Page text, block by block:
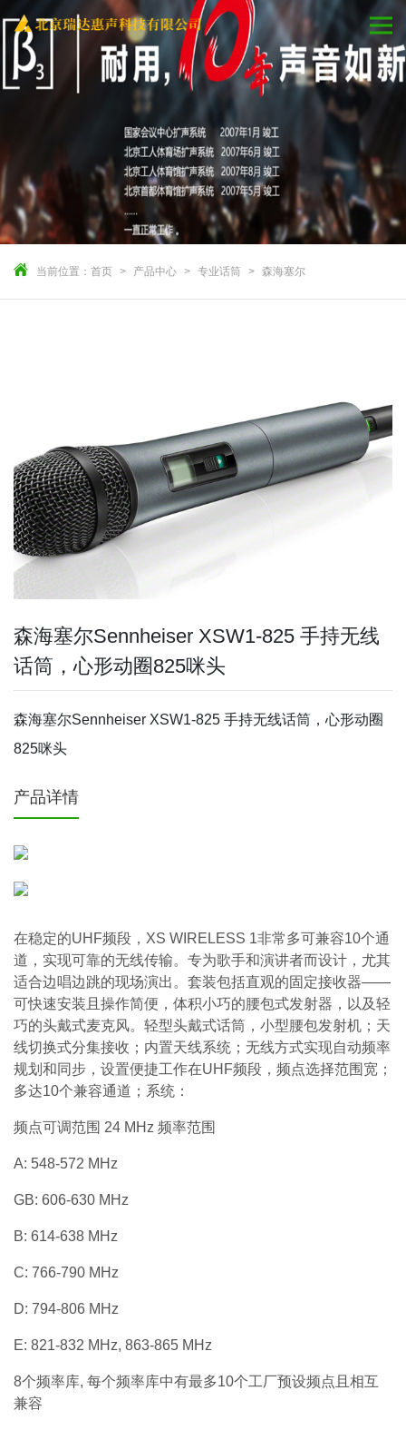
当前位置： 首页 产品中心 专业话筒 森海塞尔
森海塞尔Sennheiser XSW1-825 手持无线
话筒，心形动圈825咪头
森海塞尔Sennheiser XSW1-825 手持无线话筒，心形动圈
825咪头
产品详情
在稳定的UHF频段，XS WIRELESS 1非常多可兼容10个通
道，实现可靠的无线传输。专为歌手和演讲者而设计，尤其
适合边唱边跳的现场演出。套装包括直观的固定接收器——
可快速安装且操作简便，体积小巧的腰包式发射器，以及轻
巧的头戴式麦克风。轻型头戴式话筒，小型腰包发射机；天
线切换式分集接收；内置天线系统；无线方式实现自动频率
规划和同步，设置便捷工作在UHF频段，频点选择范围宽；
多达10个兼容通道；系统：
频点可调范围 24 MHz 频率范围
A: 548-572 MHz
GB: 606-630 MHz
B: 614-638 MHz
C: 766-790 MHz
D: 794-806 MHz
E: 821-832 MHz, 863-865 MHz
8个频率库, 每个频率库中有最多10个工厂预设频点且相互
兼容